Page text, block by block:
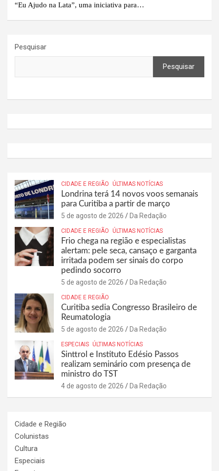
“Eu Ajudo na Lata”, uma iniciativa para…
Pesquisar
Pesquisar
CIDADE E REGIÃO ÚLTIMAS NOTÍCIAS
Londrina terá 14 novos voos semanais
para Curitiba a partir de março
5 de agosto de 2026 Da Redação
CIDADE E REGIÃO ÚLTIMAS NOTÍCIAS
Frio chega na região e especialistas
alertam: pele seca, cansaço e garganta
irritada podem ser sinais do corpo
pedindo socorro
5 de agosto de 2026 Da Redação
CIDADE E REGIÃO
Curitiba sedia Congresso Brasileiro de
Reumatologia
5 de agosto de 2026 Da Redação
ESPECIAIS ÚLTIMAS NOTÍCIAS
Sinttrol e Instituto Edésio Passos
realizam seminário com presença de
ministro do TST
4 de agosto de 2026 Da Redação
Cidade e Região
Colunistas
Cultura
Especiais